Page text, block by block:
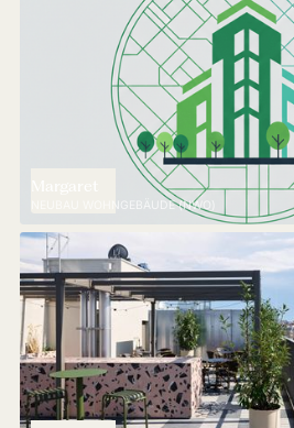
NEUBAU WOHNGEBÄUDE (NWO)